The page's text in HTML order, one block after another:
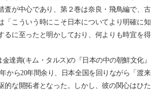
査が中心であり、第２巻は奈良・飛鳥編で、古
こういう時にこそ日本についてより明確に知
るに至ったと明かしており、何よりも時宜を得
達壽(キム・タルス)の『日本の中の朝鮮文化』
から20年間余り、日本全国を回りながら「渡来
的な開拓者となった。しかし、彼の関心はひた